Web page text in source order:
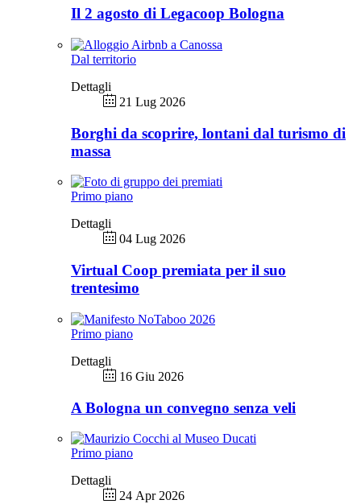
Il 2 agosto di Legacoop Bologna
Dal territorio
Dettagli
21 Lug 2026
Borghi da scoprire, lontani dal turismo di
massa
Primo piano
Dettagli
04 Lug 2026
Virtual Coop premiata per il suo
trentesimo
Primo piano
Dettagli
16 Giu 2026
A Bologna un convegno senza veli
Primo piano
Dettagli
24 Apr 2026